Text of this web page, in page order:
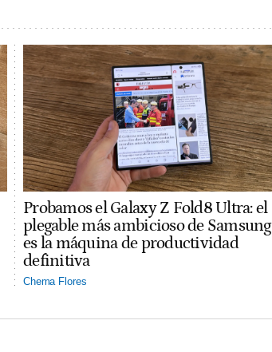
Probamos el Galaxy Z Fold8 Ultra: el
plegable más ambicioso de Samsung
es la máquina de productividad
definitiva
Chema Flores